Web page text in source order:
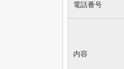
電話番号
内容